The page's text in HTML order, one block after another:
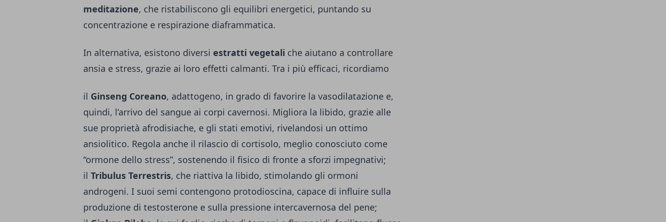
meditazione, che ristabiliscono gli equilibri energetici, puntando su
concentrazione e respirazione diaframmatica.
In alternativa, esistono diversi estratti vegetali che aiutano a controllare
ansia e stress, grazie ai loro effetti calmanti. Tra i più efficaci, ricordiamo
il Ginseng Coreano, adattogeno, in grado di favorire la vasodilatazione e,
quindi, l’arrivo del sangue ai corpi cavernosi. Migliora la libido, grazie alle
sue proprietà afrodisiache, e gli stati emotivi, rivelandosi un ottimo
ansiolitico. Regola anche il rilascio di cortisolo, meglio conosciuto come
“ormone dello stress”, sostenendo il fisico di fronte a sforzi impegnativi;
il Tribulus Terrestris, che riattiva la libido, stimolando gli ormoni
androgeni. I suoi semi contengono protodioscina, capace di influire sulla
produzione di testosterone e sulla pressione intercavernosa del pene;